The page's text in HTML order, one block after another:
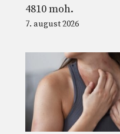
4810 moh.
7. august 2026